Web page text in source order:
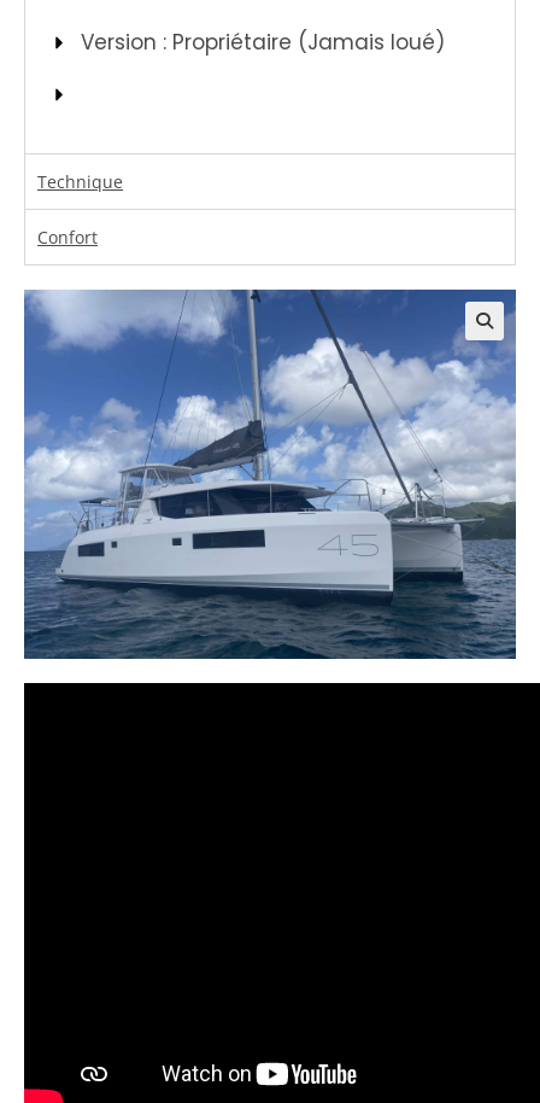
Version : Propriétaire (Jamais loué)
Technique
Confort